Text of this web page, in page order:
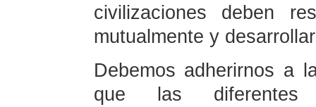
civilizaciones deben
mutualmente y
Debemos adherirnos a
que las diferentes